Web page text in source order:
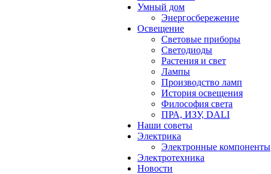
Умный дом
Энергосбережение
Освещение
Световые приборы
Светодиоды
Растения и свет
Лампы
Производство ламп
История освещения
Философия света
ПРА, ИЗУ, DALI
Наши советы
Электрика
Электронные компоненты
Электротехника
Новости